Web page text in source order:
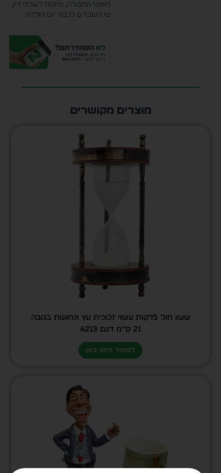
לאנשי תחבורה, מתנות לעורכי דין,
שי לעובדים לכבוד יום הולדת
מוצרים מקושרים
שעון חול 5דקות עשוי זכוכית עץ ונחושת בגובה
21 ס”מ דגם 4213
למחיר לחץ כאן